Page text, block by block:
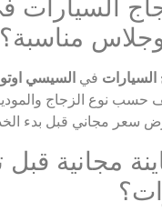
السيارات
مناسبة؟
السيارات في السيسي
حسب نوع الزجاج
سعر مجاني قبل بدء
مجانية قبل